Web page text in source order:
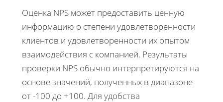
Оценка NPS может предоставить ценную
информацию о степени удовлетворенности
клиентов и удовлетворенности их опытом
взаимодействия с компанией. Результаты
проверки NPS обычно интерпретируются на
основе значений, полученных в диапазоне
от -100 до +100. Для удобства